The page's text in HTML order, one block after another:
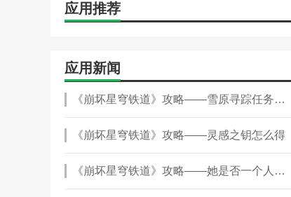
应用推荐
应用新闻
《崩坏星穹铁道》攻略——雪原寻踪任务怎么完成
《崩坏星穹铁道》攻略——灵感之钥怎么得
《崩坏星穹铁道》攻略——她是否一个人独行成就怎么达成